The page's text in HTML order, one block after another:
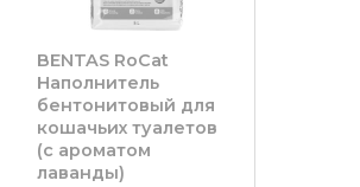
BENTAS RoCat
Наполнитель
бентонитовый для
кошачьих туалетов
(с ароматом
лаванды)